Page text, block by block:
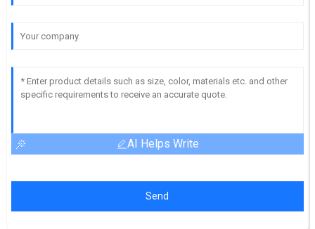
AI Helps Write
Send